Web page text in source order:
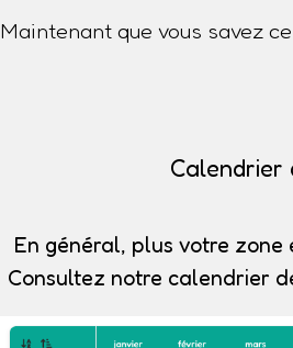
Maintenant que vous savez
Calendrier
En général, plus votre
Consultez notre calendrier